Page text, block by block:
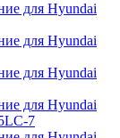
для Hyundai
для Hyundai
для Hyundai
для Hyundai
7